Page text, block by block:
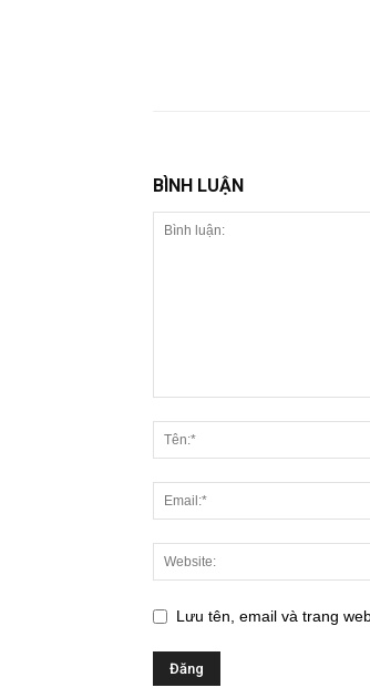
BÌNH LUẬN
Lưu tên, email và trang